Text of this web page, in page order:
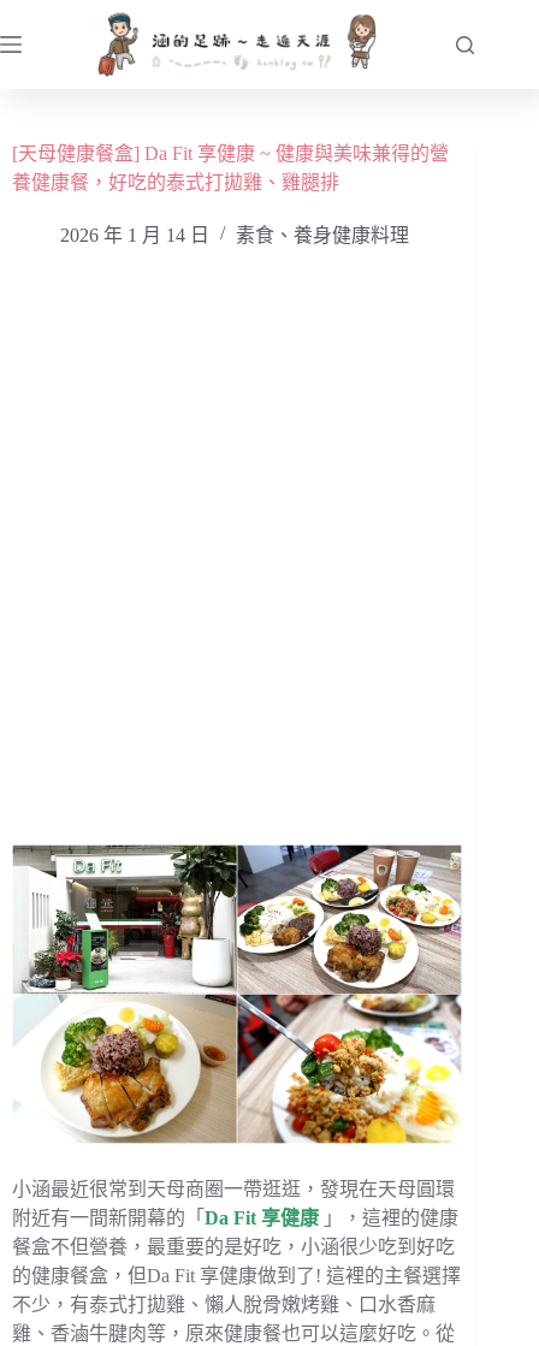
至
容[天母健康餐盒] Da Fit 享健康 ~ 健康與美味兼得的營
養健康餐，好吃的泰式打拋雞、雞腿排
2026 年 1 月 14 日 素食、養身健康料理
小涵最近很常到天母商圈一帶逛逛，發現在天母圓環
附近有一間新開幕的「 Da Fit 享健康 」，這裡的健康
餐盒不但營養，最重要的是好吃，小涵很少吃到好吃
的健康餐盒，但Da Fit 享健康做到了! 這裡的主餐選擇
不少，有泰式打拋雞、懶人脫骨嫩烤雞、口水香麻
雞、香滷牛腱肉等，原來健康餐也可以這麼好吃。從